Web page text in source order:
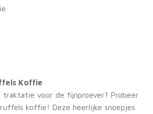
Koffie
traktatie voor de fijnproever? Probeer
koffie! Deze heerlijke snoepjes